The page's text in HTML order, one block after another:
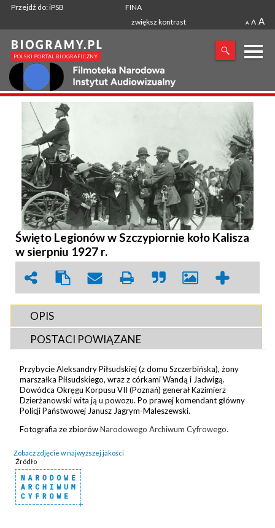
Przejdź do: iPSB
FINA
zwiększ kontrast
A A A
X
SZUKANA FRAZA
Święto Legionów w Szczypiornie koło Kalisza
w sierpniu 1927 r.
OPIS
POSTACI POWIĄZANE
Przybycie Aleksandry Piłsudskiej (z domu Szczerbińska), żony
marszałka Piłsudskiego, wraz z córkami Wandą i Jadwigą.
Dowódca Okręgu Korpusu VII (Poznań) generał Kazimierz
Dzierżanowski wita ją u powozu. Po prawej komendant główny
Policji Państwowej Janusz Jagrym-Maleszewski.
Fotografia ze zbiorówNarodowego Archiwum Cyfrowego.
Zobacz zdjęcie w najwyższej jakości
Źródło